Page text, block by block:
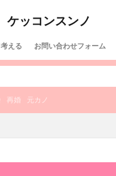
ケッコンスンノ
える お問い合わせフォーム
再婚 元カノ
新婦
期 旧姓 旦那 既婚